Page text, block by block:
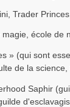
Trader
école de
» (qui sont
de la
Saphir